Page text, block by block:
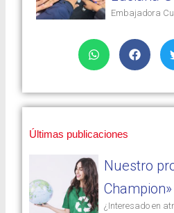
Embajadora
Últimas publicaciones
Nuestro
Champion»
¿Interesado en